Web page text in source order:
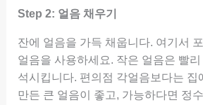
Step 2: 얼음 채우기
잔에 얼음을 가득 채웁니다. 여기서
얼음을 사용하세요. 작은 얼음은 빨리
석시킵니다. 편의점 각얼음보다는 집
만든 큰 얼음이 좋고, 가능하다면 정